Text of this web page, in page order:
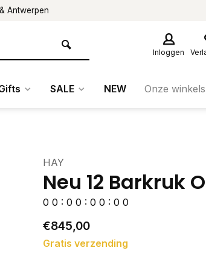
Antwerpen
Inloggen
SALE NEW Onze winkels
HAY
Neu 12 Barkruk
0 0 : 0 0 : 0 0 : 0 0
€845,00
Gratis verzending